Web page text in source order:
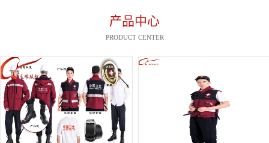
产品中心
PRODUCT CENTER